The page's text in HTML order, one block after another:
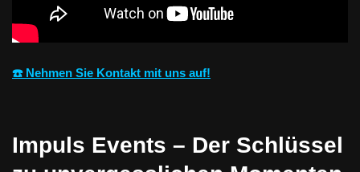
☎️ Nehmen Sie Kontakt mit uns auf!
Impuls Events – Der Schlüssel